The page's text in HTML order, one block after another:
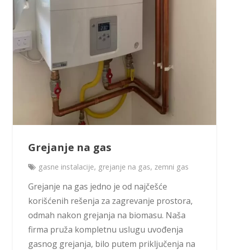
Grejanje na gas
gasne instalacije, grejanje na gas, zemni gas
Grejanje na gas jedno je od najčešće
korišćenih rešenja za zagrevanje prostora,
odmah nakon grejanja na biomasu. Naša
firma pruža kompletnu uslugu uvođenja
gasnog grejanja, bilo putem priključenja na